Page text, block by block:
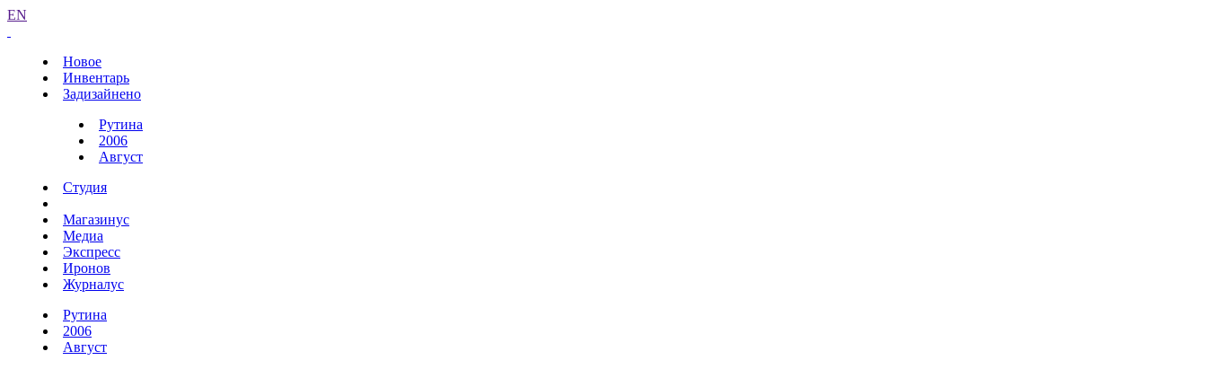
EN
Новое
Инвентарь
Задизайнено
Рутина
2006
Август
Студия
Магазинус
Медиа
Экспресс
Иронов
Журналус
Рутина
2006
Август